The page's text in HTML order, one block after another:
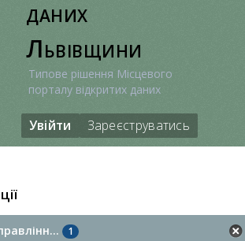
даних
Львівщини
Типове рішення Місцевого
порталу відкритих даних
Увійти Зареєструватись
1